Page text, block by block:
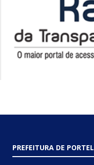
PREFEITURA DE PORTEL